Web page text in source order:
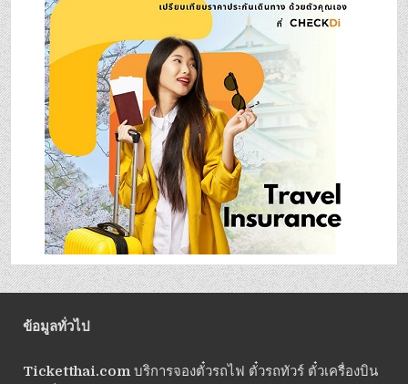
ข้อมูลทั่วไป
Ticketthai.comบริการจองตั๋วรถไฟ ตั๋วรถทัวร์ ตั๋วเครื่องบิน